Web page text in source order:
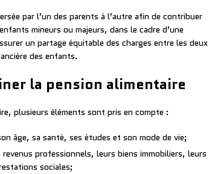
par l’un des parents à l’autre afin de contribuer
mineurs ou majeurs, dans le cadre d’une
un partage équitable des charges entre les deux
des enfants.
la pension alimentaire
plusieurs éléments sont pris en compte :
âge, sa santé, ses études et son mode de vie;
professionnels, leurs biens immobiliers, leurs
sociales;